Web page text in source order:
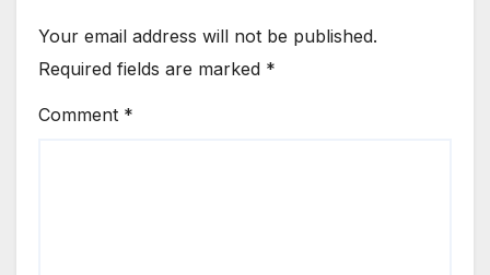
Your email address will not be published.
Required fields are marked *
Comment *